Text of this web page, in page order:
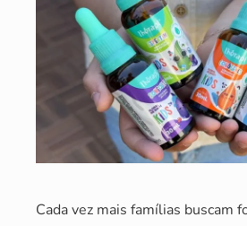
Cada vez mais famílias buscam